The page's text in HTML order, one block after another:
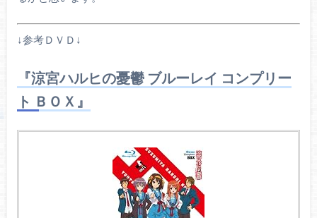
↓参考ＤＶＤ↓
『涼宮ハルヒの憂鬱 ブルーレイ コンプリー
ト ＢＯＸ』